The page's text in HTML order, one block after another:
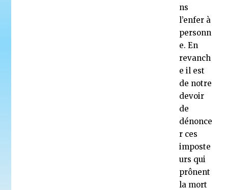
ns
l’enfer à
personn
e. En
revanch
e il est
de notre
devoir
de
dénonce
r ces
imposte
urs qui
prônent
la mort